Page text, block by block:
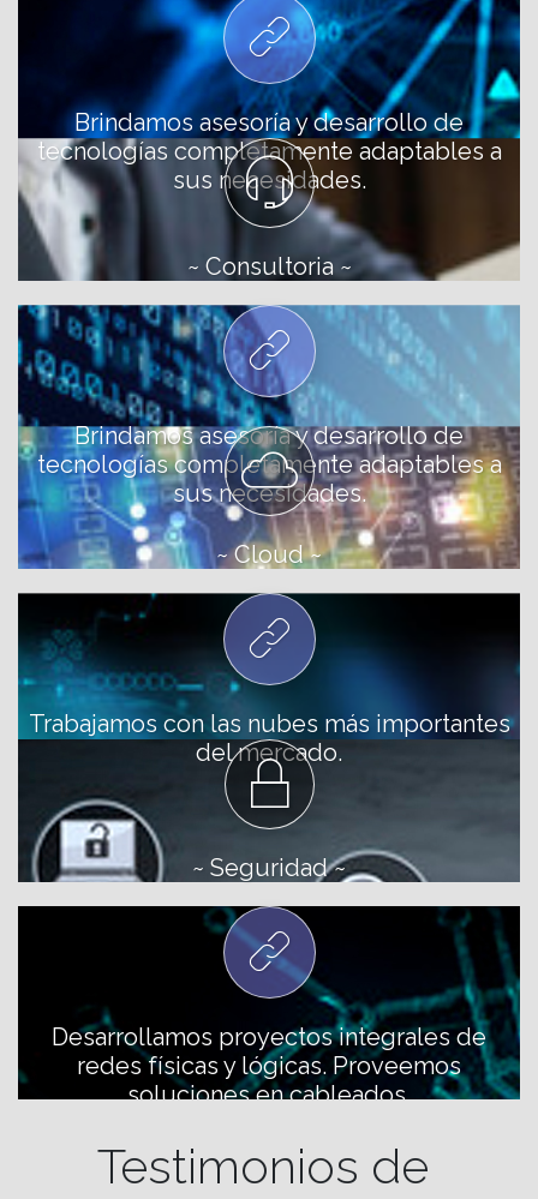
Brindamos asesoría y desarrollo de
tecnologías completamente adaptables a
sus necesidades.
~ Consultoria ~
Brindamos asesoría y desarrollo de
tecnologías completamente adaptables a
sus necesidades.
~ Cloud ~
Trabajamos con las nubes más importantes
del mercado.
~ Seguridad ~
Desarrollamos proyectos integrales de
redes físicas y lógicas. Proveemos
soluciones en cableados.
Testimonios de